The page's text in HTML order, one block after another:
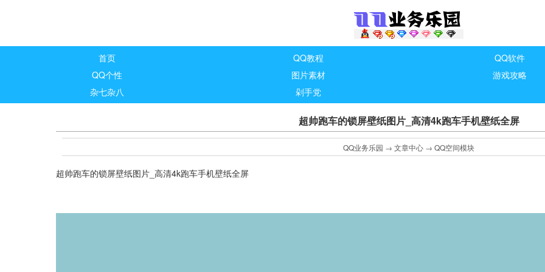
首页 QQ教程 QQ软件
QQ个性
图片素材 游戏攻略
杂七杂八
剁手党
超帅跑车的锁屏壁纸图片_高清4k跑车手机壁纸全屏
QQ业务乐园 → 文章中心 → QQ空间模块
超帅跑车的锁屏壁纸图片_高清4k跑车手机壁纸全屏